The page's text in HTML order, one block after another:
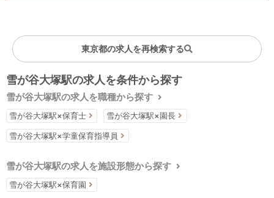
東京都の求人を再検索する
雪が谷大塚駅の求人を条件から探す
雪が谷大塚駅の求人を職種から探す
雪が谷大塚駅×保育士 雪が谷大塚駅×園長
雪が谷大塚駅×学童保育指導員
雪が谷大塚駅の求人を施設形態から探す
雪が谷大塚駅×保育園